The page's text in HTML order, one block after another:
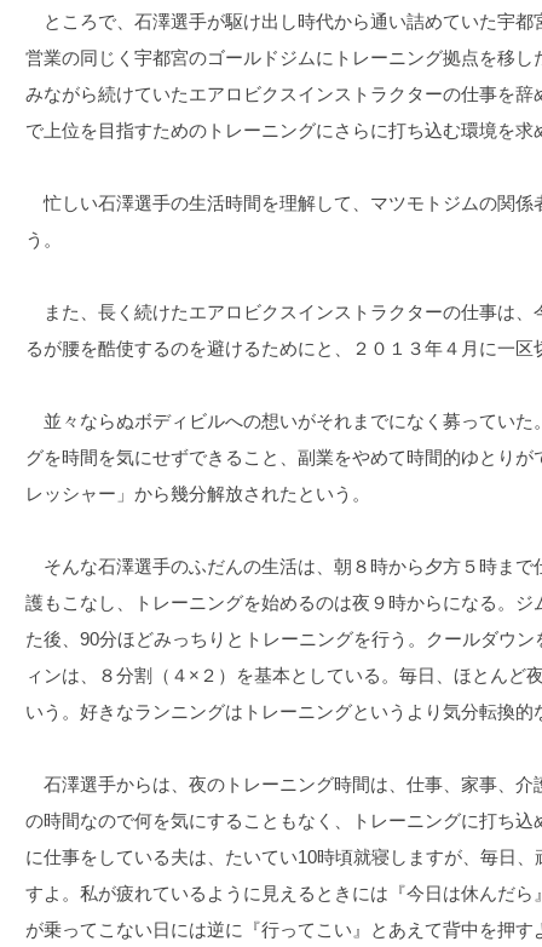
ところで、石澤選手が駆け出し時代から通い詰めていた宇都
営業の同じく宇都宮のゴールドジムにトレーニング拠点を移
みながら続けていたエアロビクスインストラクターの仕事を
で上位を目指すためのトレーニングにさらに打ち込む環境を求
忙しい石澤選手の生活時間を理解して、マツモトジムの関係
う。
また、長く続けたエアロビクスインストラクターの仕事は、
るが腰を酷使するのを避けるためにと、２０１３年４月に一区
並々ならぬボディビルへの想いがそれまでになく募っていた
グを時間を気にせずできること、副業をやめて時間的ゆとり
レッシャー」から幾分解放されたという。
そんな石澤選手のふだんの生活は、朝８時から夕方５時まで
護もこなし、トレーニングを始めるのは夜９時からになる。
た後、90分ほどみっちりとトレーニングを行う。クールダウ
ィンは、８分割（４×２）を基本としている。毎日、ほとんど
いう。好きなランニングはトレーニングというより気分転換的
石澤選手からは、夜のトレーニング時間は、仕事、家事、介
の時間なので何を気にすることもなく、トレーニングに打ち
に仕事をしている夫は、たいてい10時頃就寝しますが、毎日
すよ。私が疲れているように見えるときには『今日は休んだ
が乗ってこない日には逆に『行ってこい』とあえて背中を押